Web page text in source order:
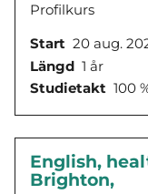
Profilkurs
Start 20 aug.
Längd 1 år
Studietakt 100
English,
Brighton,